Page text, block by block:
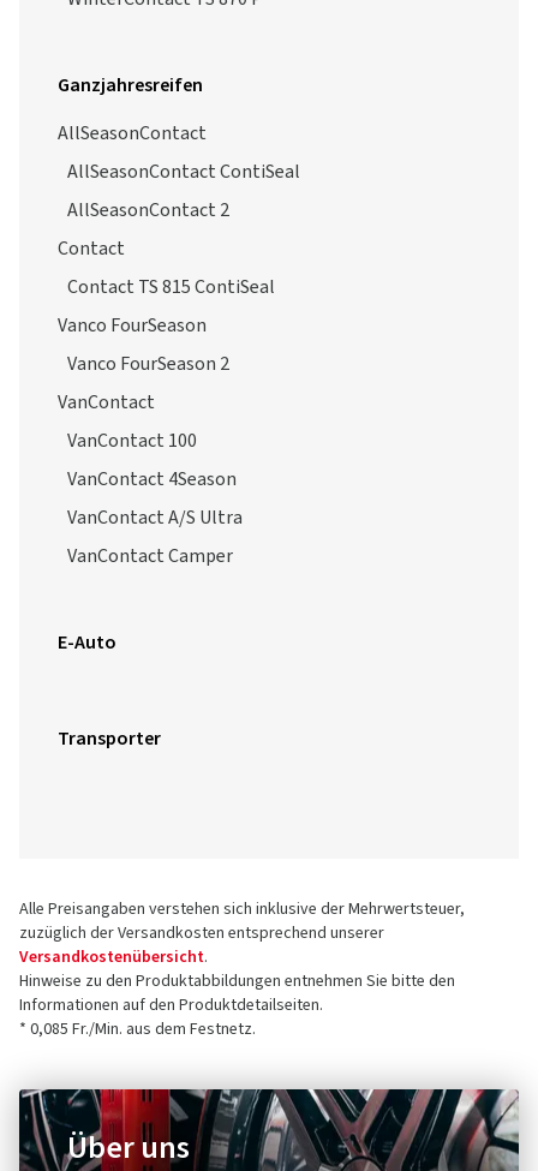
Ganzjahresreifen
AllSeasonContact
AllSeasonContact ContiSeal
AllSeasonContact 2
Contact
Contact TS 815 ContiSeal
Vanco FourSeason
Vanco FourSeason 2
VanContact
VanContact 100
VanContact 4Season
VanContact A/S Ultra
VanContact Camper
E-Auto
Transporter
Alle Preisangaben verstehen sich inklusive der Mehrwertsteuer,
zuzüglich der Versandkosten entsprechend unserer
Versandkostenübersicht.
Hinweise zu den Produktabbildungen entnehmen Sie bitte den
Informationen auf den Produktdetailseiten.
* 0,085 Fr./Min. aus dem Festnetz.
Über uns